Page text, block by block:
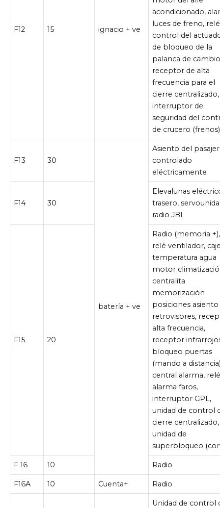
F12 15 ignacio + ve
acondicionado,
luces de freno,
control del
de bloqueo de la
palanca de
receptor de alta
frecuencia para el
cierre centralizado,
interruptor de
seguridad del
de crucero (frenos)
F13 30
batería + ve
Asiento del
controlado
eléctricamente
F14 30
Elevalunas
trasero,
radio JBL
F15 20
Radio (memoria +),
relé ventilador,
temperatura agua
motor
centralita
memorización
posiciones asiento
retrovisores,
alta frecuencia,
receptor
bloqueo puertas
(mando a
central alarma,
alarma faros,
interruptor GPL,
unidad de control
cierre centralizado,
unidad de
superbloqueo
F 16 10 Radio
F16A 10 Cuenta+ Radio
Unidad de control